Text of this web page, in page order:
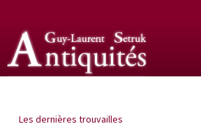
Les dernières trouvailles